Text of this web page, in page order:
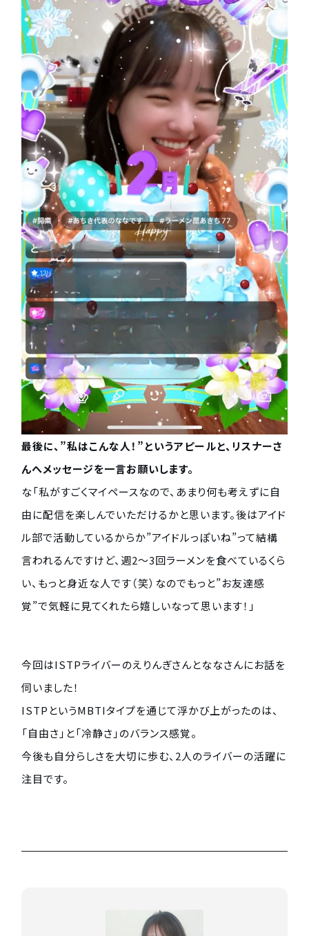
最後に、”私はこんな人！”というアピールと、リスナーさ
んへメッセージを一言お願いします。
な「私がすごくマイペースなので、あまり何も考えずに自
由に配信を楽しんでいただけるかと思います。後はアイド
ル部で活動しているからか”アイドルっぽいね”って結構
言われるんですけど、週2〜3回ラーメンを食べているくら
い、もっと身近な人です（笑）なのでもっと”お友達感
覚”で気軽に見てくれたら嬉しいなって思います！」
今回はISTPライバーのえりんぎさんとななさんにお話を
伺いました！
ISTPというMBTIタイプを通じて浮かび上がったのは、
「自由さ」と「冷静さ」のバランス感覚。
今後も自分らしさを大切に歩む、2人のライバーの活躍に
注目です。